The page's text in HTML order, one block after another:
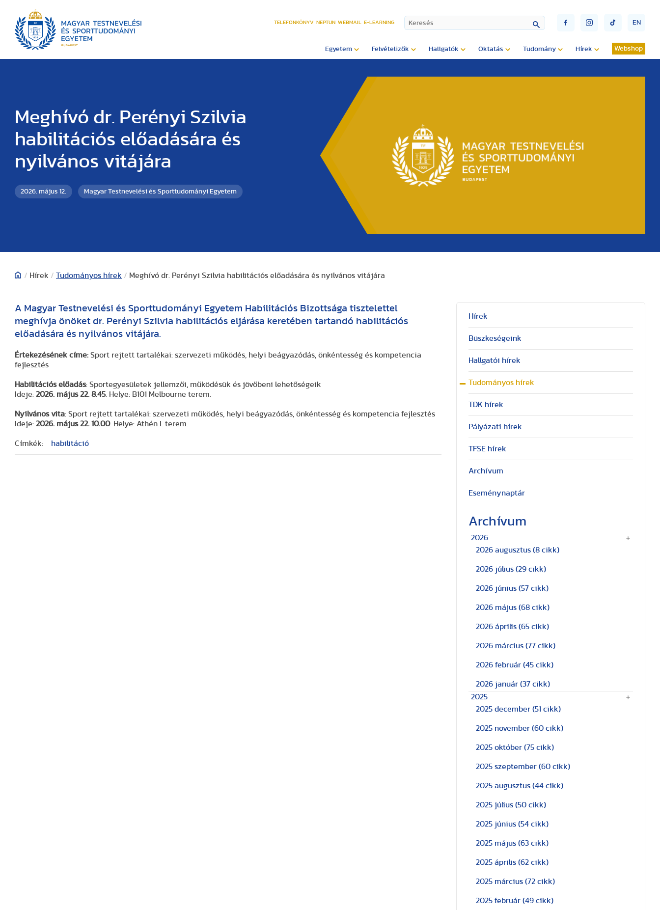
TELEFONKÖNYV NEPTUN WEBMAIL E-LEARNING EN
Egyetem Felvételizők Hallgatók Oktatás Tudomány Hírek Webshop
Meghívó dr. Perényi Szilvia
habilitációs előadására és
nyilvános vitájára
2026. május 12. Magyar Testnevelési és Sporttudományi Egyetem
/ Hírek / Tudományos hírek / Meghívó dr. Perényi Szilvia habilitációs előadására és nyilvános vitájára
A Magyar Testnevelési és Sporttudományi Egyetem Habilitációs Bizottsága tisztelettel
meghívja önöket dr. Perényi Szilvia habilitációs eljárása keretében tartandó habilitációs
előadására és nyilvános vitájára.
Értekezésének címe: Sport rejtett tartalékai: szervezeti működés, helyi beágyazódás, önkéntesség és kompetencia
fejlesztés
Habilitációs előadás: Sportegyesületek jellemzői, működésük és jövőbeni lehetőségeik
Ideje: 2026. május 22. 8.45. Helye: B101 Melbourne terem.
Nyilvános vita: Sport rejtett tartalékai: szervezeti működés, helyi beágyazódás, önkéntesség és kompetencia fejlesztés
Ideje: 2026. május 22. 10.00. Helye: Athén I. terem.
Címkék: habilitáció
Hírek
Büszkeségeink
Hallgatói hírek
Tudományos hírek
TDK hírek
Pályázati hírek
TFSE hírek
Archívum
Eseménynaptár
Archívum
2026
2026 augusztus (8 cikk)
2026 július (29 cikk)
2026 június (57 cikk)
2026 május (68 cikk)
2026 április (65 cikk)
2026 március (77 cikk)
2026 február (45 cikk)
2026 január (37 cikk)
2025
2025 december (51 cikk)
2025 november (60 cikk)
2025 október (75 cikk)
2025 szeptember (60 cikk)
2025 augusztus (44 cikk)
2025 július (50 cikk)
2025 június (54 cikk)
2025 május (63 cikk)
2025 április (62 cikk)
2025 március (72 cikk)
2025 február (49 cikk)